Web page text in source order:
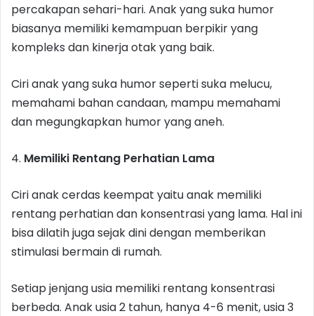
percakapan sehari-hari. Anak yang suka humor
biasanya memiliki kemampuan berpikir yang
kompleks dan kinerja otak yang baik.
Ciri anak yang suka humor seperti suka melucu,
memahami bahan candaan, mampu memahami
dan megungkapkan humor yang aneh.
4. Memiliki Rentang Perhatian Lama
Ciri anak cerdas keempat yaitu anak memiliki
rentang perhatian dan konsentrasi yang lama. Hal ini
bisa dilatih juga sejak dini dengan memberikan
stimulasi bermain di rumah.
Setiap jenjang usia memiliki rentang konsentrasi
berbeda. Anak usia 2 tahun, hanya 4-6 menit, usia 3